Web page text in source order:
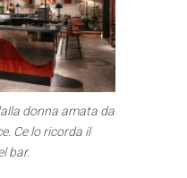
donna amata da
Ce lo ricorda il
bar.